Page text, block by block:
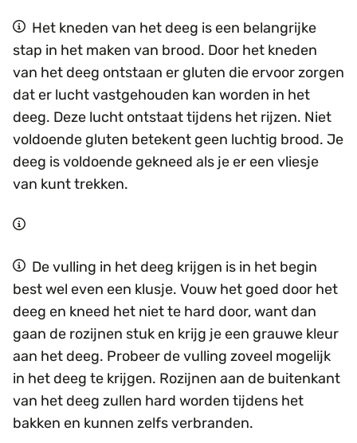
Het kneden van het deeg is een belangrijke
stap in het maken van brood. Door het kneden
van het deeg ontstaan er gluten die ervoor zorgen
dat er lucht vastgehouden kan worden in het
deeg. Deze lucht ontstaat tijdens het rijzen. Niet
voldoende gluten betekent geen luchtig brood. Je
deeg is voldoende gekneed als je er een vliesje
van kunt trekken.
De vulling in het deeg krijgen is in het begin
best wel even een klusje. Vouw het goed door het
deeg en kneed het niet te hard door, want dan
gaan de rozijnen stuk en krijg je een grauwe kleur
aan het deeg. Probeer de vulling zoveel mogelijk
in het deeg te krijgen. Rozijnen aan de buitenkant
van het deeg zullen hard worden tijdens het
bakken en kunnen zelfs verbranden.